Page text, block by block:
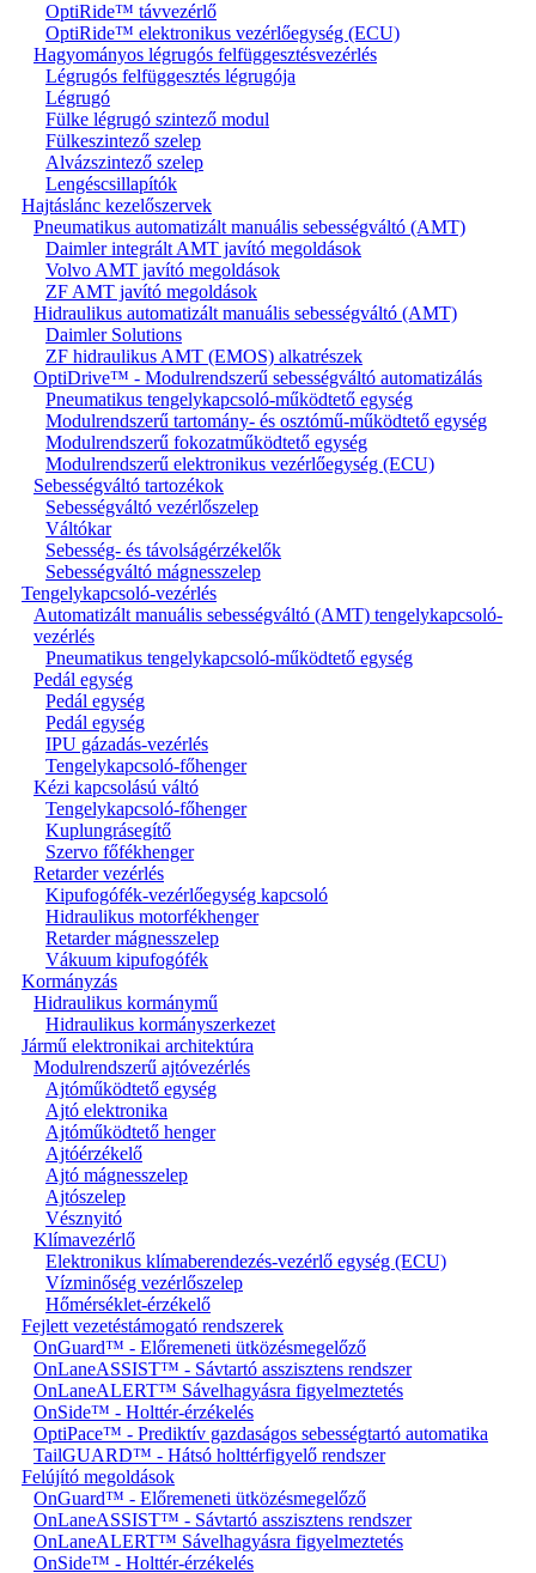
OptiRide™ távvezérlő
OptiRide™ elektronikus vezérlőegység (ECU)
Hagyományos légrugós felfüggesztésvezérlés
Légrugós felfüggesztés légrugója
Légrugó
Fülke légrugó szintező modul
Fülkeszintező szelep
Alvázszintező szelep
Lengéscsillapítók
Hajtáslánc kezelőszervek
Pneumatikus automatizált manuális sebességváltó (AMT)
Daimler integrált AMT javító megoldások
Volvo AMT javító megoldások
ZF AMT javító megoldások
Hidraulikus automatizált manuális sebességváltó (AMT)
Daimler Solutions
ZF hidraulikus AMT (EMOS) alkatrészek
OptiDrive™ - Modulrendszerű sebességváltó automatizálás
Pneumatikus tengelykapcsoló-működtető egység
Modulrendszerű tartomány- és osztómű-működtető egység
Modulrendszerű fokozatműködtető egység
Modulrendszerű elektronikus vezérlőegység (ECU)
Sebességváltó tartozékok
Sebességváltó vezérlőszelep
Váltókar
Sebesség- és távolságérzékelők
Sebességváltó mágnesszelep
Tengelykapcsoló-vezérlés
Automatizált manuális sebességváltó (AMT) tengelykapcsoló-
vezérlés
Pneumatikus tengelykapcsoló-működtető egység
Pedál egység
Pedál egység
Pedál egység
IPU gázadás-vezérlés
Tengelykapcsoló-főhenger
Kézi kapcsolású váltó
Tengelykapcsoló-főhenger
Kuplungrásegítő
Szervo főfékhenger
Retarder vezérlés
Kipufogófék-vezérlőegység kapcsoló
Hidraulikus motorfékhenger
Retarder mágnesszelep
Vákuum kipufogófék
Kormányzás
Hidraulikus kormánymű
Hidraulikus kormányszerkezet
Jármű elektronikai architektúra
Modulrendszerű ajtóvezérlés
Ajtóműködtető egység
Ajtó elektronika
Ajtóműködtető henger
Ajtóérzékelő
Ajtó mágnesszelep
Ajtószelep
Vésznyitó
Klímavezérlő
Elektronikus klímaberendezés-vezérlő egység (ECU)
Vízminőség vezérlőszelep
Hőmérséklet-érzékelő
Fejlett vezetéstámogató rendszerek
OnGuard™ - Előremeneti ütközésmegelőző
OnLaneASSIST™ - Sávtartó asszisztens rendszer
OnLaneALERT™ Sávelhagyásra figyelmeztetés
OnSide™ - Holttér-érzékelés
OptiPace™ - Prediktív gazdaságos sebességtartó automatika
TailGUARD™ - Hátsó holttérfigyelő rendszer
Felújító megoldások
OnGuard™ - Előremeneti ütközésmegelőző
OnLaneASSIST™ - Sávtartó asszisztens rendszer
OnLaneALERT™ Sávelhagyásra figyelmeztetés
OnSide™ - Holttér-érzékelés